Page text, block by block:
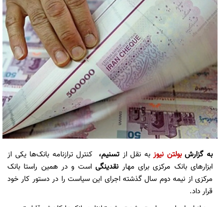
به گزارشبولتن نیوزبه نقل از تسنیم، کنترل ترازنامه بانک‌ها یکی از
ابزارهای بانک مرکزی برای مهار نقدینگیاست و در همین راستا بانک
مرکزی از نیمه دوم سال گذشته اجرای این سیاست را در دستور کار خود
قرار داد.